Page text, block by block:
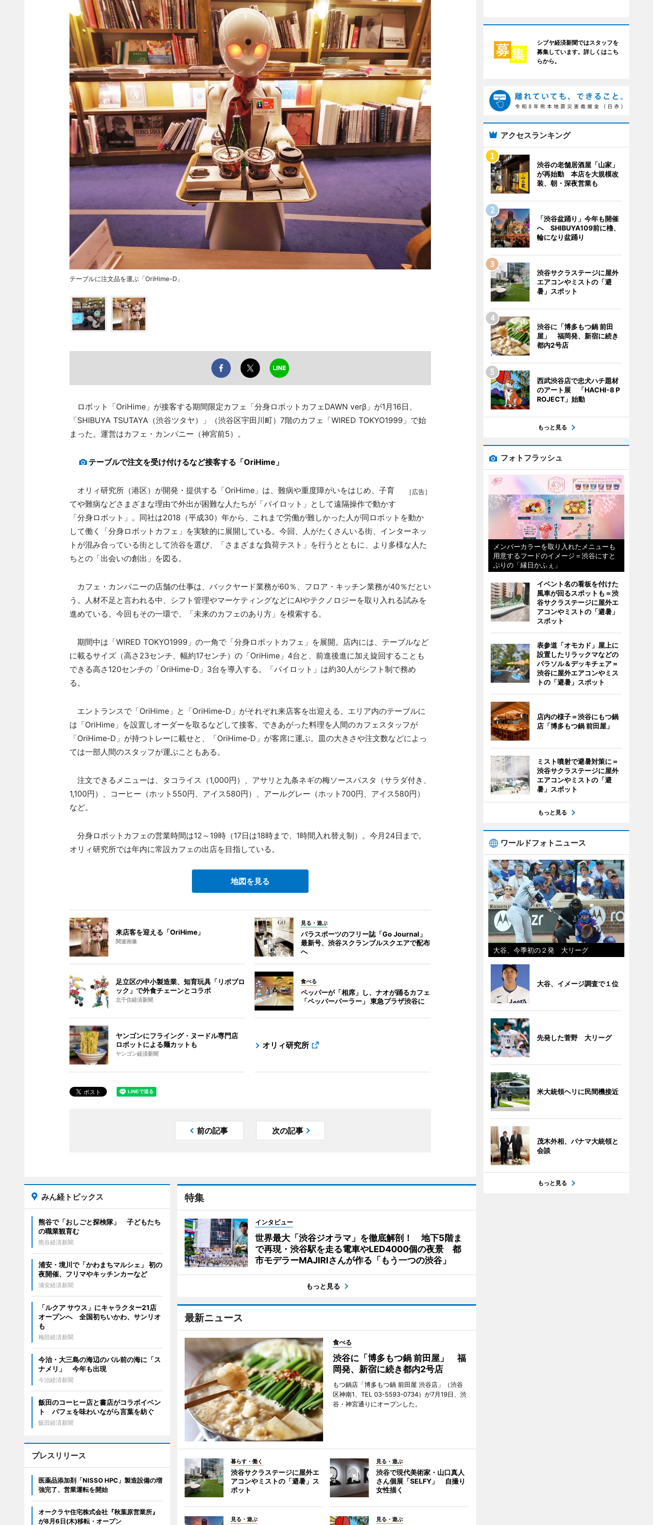
テーブルに注文品を運ぶ「OriHime-D」
ロボット「OriHime」が接客する期間限定カフェ「分身ロボットカフェDAWN verβ」が1月16日、
「SHIBUYA TSUTAYA（渋谷ツタヤ）」（渋谷区宇田川町）7階のカフェ「WIRED TOKYO1999」で始
まった。運営はカフェ・カンパニー（神宮前5）。
テーブルで注文を受け付けるなど接客する「OriHime」
［広告］
オリィ研究所（港区）が開発・提供する「OriHime」は、難病や重度障がいをはじめ、子育
てや難病などさまざまな理由で外出が困難な人たちが「パイロット」として遠隔操作で動かす
「分身ロボット」。同社は2018（平成30）年から、これまで労働が難しかった人が同ロボットを動か
して働く「分身ロボットカフェ」を実験的に展開している。今回、人がたくさんいる街、インターネッ
トが混み合っている街として渋谷を選び、「さまざまな負荷テスト」を行うとともに、より多様な人た
ちとの「出会いの創出」を図る。
カフェ・カンパニーの店舗の仕事は、バックヤード業務が60％、フロア・キッチン業務が40％だとい
う。人材不足と言われる中、シフト管理やマーケティングなどにAIやテクノロジーを取り入れる試みを
進めている。今回もその一環で、「未来のカフェのあり方」を模索する。
期間中は「WIRED TOKYO1999」の一角で「分身ロボットカフェ」を展開。店内には、テーブルなど
に載るサイズ（高さ23センチ、幅約17センチ）の「OriHime」4台と、前進後進に加え旋回することも
できる高さ120センチの「OriHime-D」3台を導入する。「パイロット」は約30人がシフト制で務め
る。
エントランスで「OriHime」と「OriHime-D」がそれぞれ来店客を出迎える。エリア内のテーブルに
は「OriHime」を設置しオーダーを取るなどして接客。できあがった料理を人間のカフェスタッフが
「OriHime-D」が持つトレーに載せと、「OriHime-D」が客席に運ぶ。皿の大きさや注文数などによっ
ては一部人間のスタッフが運ぶこともある。
注文できるメニューは、タコライス（1,000円）、アサリと九条ネギの梅ソースパスタ（サラダ付き、
1,100円）、コーヒー（ホット550円、アイス580円）、アールグレー（ホット700円、アイス580円）
など。
分身ロボットカフェの営業時間は12～19時（17日は18時まで、1時間入れ替え制）。今月24日まで。
オリィ研究所では年内に常設カフェの出店を目指している。
地図を見る
来店客を迎える「OriHime」
関連画像
見る・遊ぶ
パラスポーツのフリー誌「Go Journal」
最新号、渋谷スクランブルスクエアで配布
へ
足立区の中小製造業、知育玩具「リポブロ
ック」で外食チェーンとコラボ
北千住経済新聞
食べる
ペッパーが「相席」し、ナオが踊るカフェ
「ペッパーパーラー」 東急プラザ渋谷に
ヤンゴンにフライング・ヌードル専門店
ロボットによる麺カットも
ヤンゴン経済新聞
オリィ研究所
前の記事 次の記事
特集
インタビュー
世界最大「渋谷ジオラマ」を徹底解剖！ 地下5階ま
で再現・渋谷駅を走る電車やLED4000個の夜景 都
市モデラーMAJIRIさんが作る「もう一つの渋谷」
もっと見る
最新ニュース
食べる
渋谷に「博多もつ鍋 前田屋」 福
岡発、新宿に続き都内2号店
もつ鍋店「博多もつ鍋 前田屋 渋谷店」（渋谷
区神南1、TEL 03-5593-0734）が7月19日、渋
谷・神宮通りにオープンした。
暮らす・働く
渋谷サクラステージに屋外エ
アコンやミストの「避暑」ス
ポット
見る・遊ぶ
渋谷で現代美術家・山口真人
さん個展「SELFY」 自撮り
女性描く
見る・遊ぶ 見る・遊ぶ
みん経トピックス
熊谷で「おしごと探検隊」 子どもたち
の職業観育む
熊谷経済新聞
浦安・境川で「かわまちマルシェ」 初の
夜開催、フリマやキッチンカーなど
浦安経済新聞
「ルクア サウス」にキャラクター21店
オープンへ 全国初ちいかわ、サンリオ
も
梅田経済新聞
今治・大三島の海辺のバル前の海に「ス
ナメリ」 今年も出現
今治経済新聞
飯田のコーヒー店と書店がコラボイベン
ト パフェを味わいながら言葉を紡ぐ
飯田経済新聞
プレスリリース
医薬品添加剤「NISSO HPC」製造設備の増
強完了、営業運転を開始
オークラヤ住宅株式会社『秋葉原営業所』
が8月6日(木)移転・オープン
シブヤ経済新聞ではスタッフを
募集しています。詳しくはこち
らから。
アクセスランキング
渋谷の老舗居酒屋「山家」
が再始動 本店を大規模改
装、朝・深夜営業も
「渋谷盆踊り」今年も開催
へ SHIBUYA109前に櫓、
輪になり盆踊り
渋谷サクラステージに屋外
エアコンやミストの「避
暑」スポット
渋谷に「博多もつ鍋 前田
屋」 福岡発、新宿に続き
都内2号店
西武渋谷店で忠犬ハチ題材
のアート展 「HACHI-8 P
ROJECT」始動
もっと見る
フォトフラッシュ
メンバーカラーを取り入れたメニューも
用意するフードのイメージ＝渋谷にすと
ぷりの「縁日かふぇ」
イベント名の看板を付けた
風車が回るスポットも＝渋
谷サクラステージに屋外エ
アコンやミストの「避暑」
スポット
表参道「オモカド」屋上に
設置したリラックマなどの
パラソル＆デッキチェア＝
渋谷に屋外エアコンやミス
トの「避暑」スポット
店内の様子＝渋谷にもつ鍋
店「博多もつ鍋 前田屋」
ミスト噴射で避暑対策に＝
渋谷サクラステージに屋外
エアコンやミストの「避
暑」スポット
もっと見る
ワールドフォトニュース
大谷、今季初の２発 大リーグ
大谷、イメージ調査で１位
先発した菅野 大リーグ
米大統領ヘリに民間機接近
茂木外相、パナマ大統領と
会談
もっと見る